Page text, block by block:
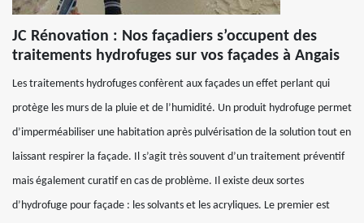
JC Rénovation : Nos façadiers s’occupent des
traitements hydrofuges sur vos façades à Angais
Les traitements hydrofuges confèrent aux façades un effet perlant qui
protège les murs de la pluie et de l’humidité. Un produit hydrofuge permet
d’imperméabiliser une habitation après pulvérisation de la solution tout en
laissant respirer la façade. Il s’agit très souvent d’un traitement préventif
mais également curatif en cas de problème. Il existe deux sortes
d’hydrofuge pour façade : les solvants et les acryliques. Le premier est